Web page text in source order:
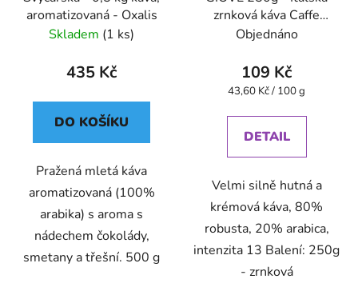
aromatizovaná - Oxalis
Skladem (1 ks)
435 Kč
DO KOŠÍKU
Pražená mletá káva
aromatizovaná (100%
arabika) s aroma s
nádechem čokolády,
smetany a třešní. 500 g
zrnková káva Caffe
Pompeii
Objednáno
109 Kč
Měrná
43,60 Kč / 100 g
DETAIL
Velmi silně hutná a
krémová káva, 80%
robusta, 20% arabica,
intenzita 13 Balení: 250g
- zrnková